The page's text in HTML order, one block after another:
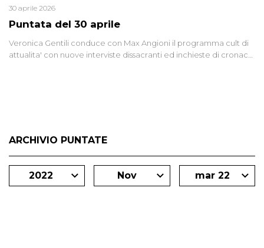
Puntata del 30 aprile
30 aprile 2026
Veronica Gentili conduce con Max Angioni il programma cult di
attualita' con nuove interviste dissacranti ed inchieste di cronaca
ARCHIVIO PUNTATE
2022 Nov mar 22